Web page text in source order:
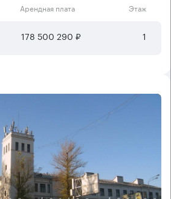
Арендная плата Этаж
178 500 290 ₽ 1